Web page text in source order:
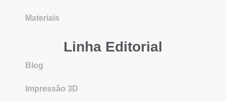
Materiais
Linha Editorial
Blog
Impressão 3D